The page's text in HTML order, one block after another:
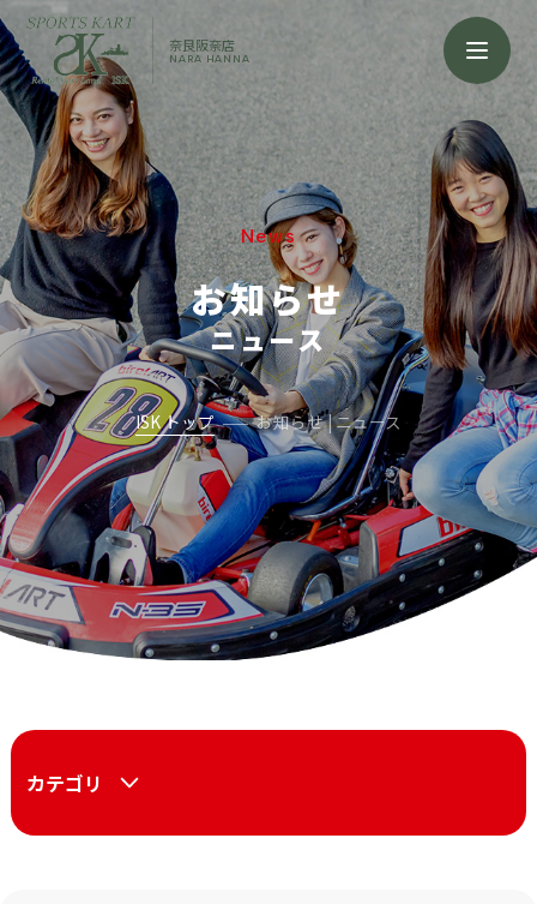
奈良阪奈店
NARA HANNA
News
お知らせ
ニュース
ISK トップ お知らせ | ニュース
カテゴリ